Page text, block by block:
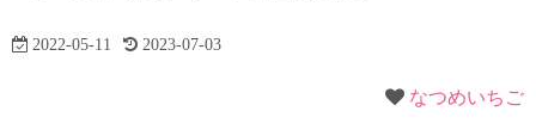
2022-05-11 2023-07-03
なつめいちご